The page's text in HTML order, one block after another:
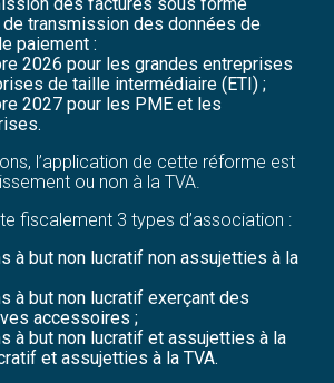
transmission des données de
paiement :
2026 pour les grandes entreprises
de taille intermédiaire (ETI) ;
2027 pour les PME et les
l’application de cette réforme est
ou non à la TVA.
fiscalement 3 types d’association :
à but non lucratif non assujetties à la
à but non lucratif exerçant des
accessoires ;
à but non lucratif et assujetties à la
et assujetties à la TVA.